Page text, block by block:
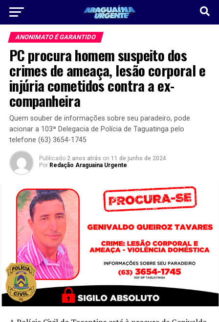
ANONIMATO É GARANTIDO
PC procura homem suspeito dos
crimes de ameaça, lesão corporal e
injúria cometidos contra a ex-
companheira
Quem souber de informações sobre seu paradeiro, pode
acionar a 103ª Delegacia de Polícia de Taguatinga pelo
telefone (63) 3654-1745
Publicado 2 anos atrás on 11 de junho de 2024
Por Redação Araguaina Urgente